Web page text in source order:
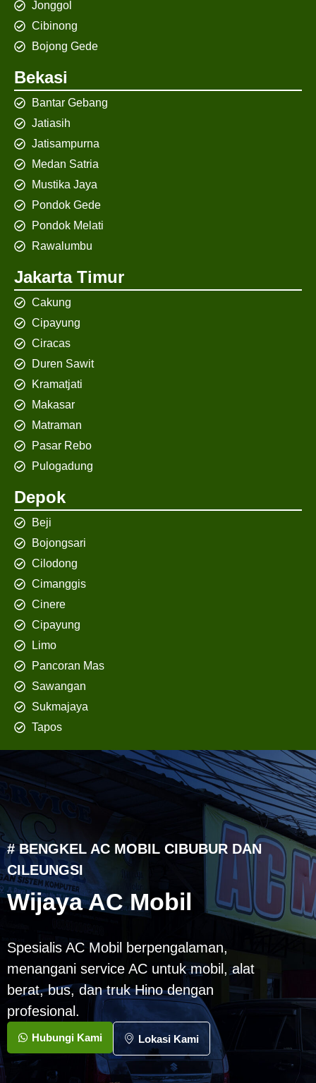
Jonggol
Cibinong
Bojong Gede
Bekasi
Bantar Gebang
Jatiasih
Jatisampurna
Medan Satria
Mustika Jaya
Pondok Gede
Pondok Melati
Rawalumbu
Jakarta Timur
Cakung
Cipayung
Ciracas
Duren Sawit
Kramatjati
Makasar
Matraman
Pasar Rebo
Pulogadung
Depok
Beji
Bojongsari
Cilodong
Cimanggis
Cinere
Cipayung
Limo
Pancoran Mas
Sawangan
Sukmajaya
Tapos
# BENGKEL AC MOBIL CIBUBUR DAN
CILEUNGSI
Wijaya AC Mobil
Spesialis AC Mobil berpengalaman,
menangani service AC untuk mobil, alat
berat, bus, dan truk Hino dengan
profesional.
Hubungi Kami Lokasi Kami